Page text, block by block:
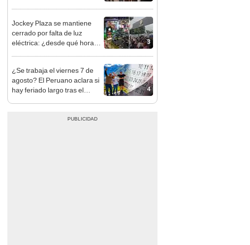
3
Jockey Plaza se mantiene
cerrado por falta de luz
eléctrica: ¿desde qué hora
4
¿Se trabaja el viernes 7 de
agosto? El Peruano aclara si
hay feriado largo tras el